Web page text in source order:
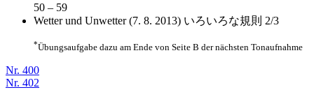
50 – 59
Wetter und Unwetter (7. 8. 2013) いろいろな規則 2/3
*Übungsaufgabe dazu am Ende von Seite B der nächsten Tonaufnahme
Nr. 400
Nr. 402